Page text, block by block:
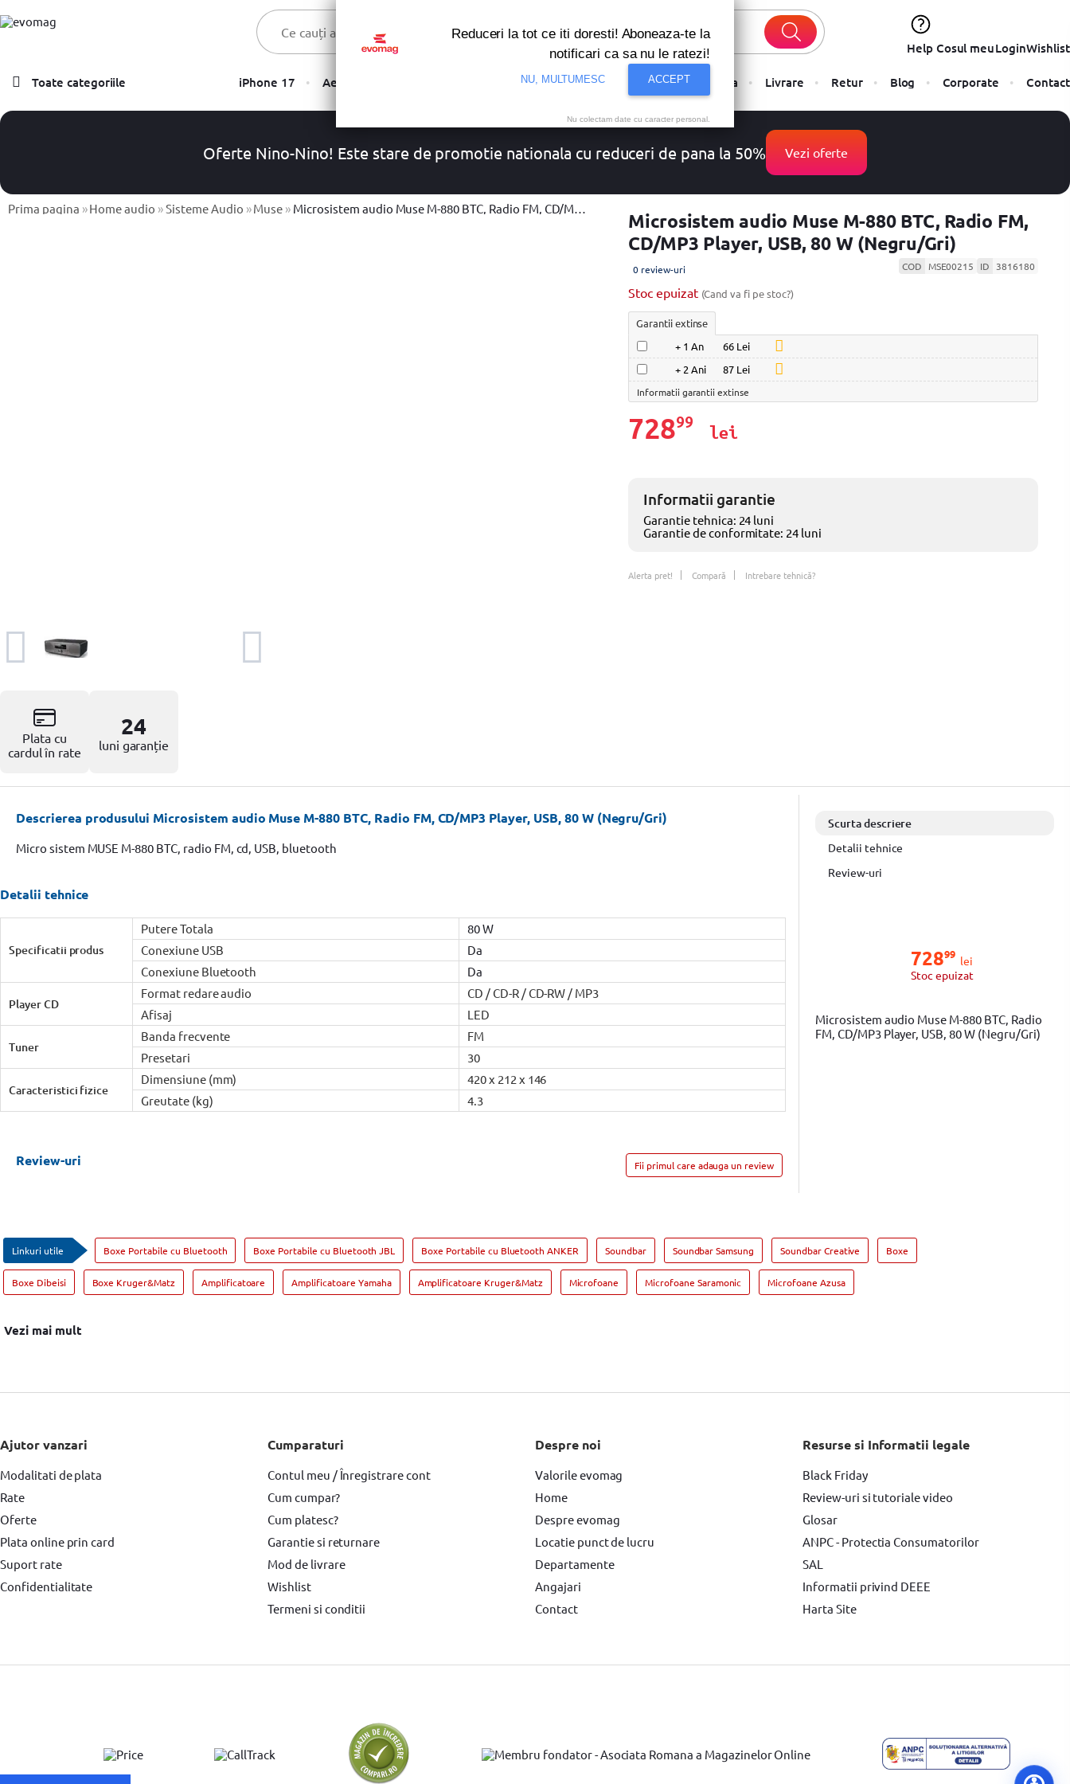
Help Cosul meuLoginWishlist
Toate categoriile
Laptopuri
Componente PC & Gaming
Servicii
Resigilate
iPhone 17 Aer Conditionat Oferte Resigilate Solutii de Plata Livrare Retur Blog Corporate Contact
Oferte Nino-Nino! Este stare de promotie nationala cu reduceri de pana la 50% Vezi oferte
Prima pagina »Home audio »Sisteme Audio »Muse » Microsistem audio Muse M-880 BTC, Radio FM, CD/MP3 Player, USB, 80 W (Negru/Gri)
Plata cu
cardul în rate
24
luni garanție
Microsistem audio Muse M-880 BTC, Radio FM,
CD/MP3 Player, USB, 80 W (Negru/Gri)
0 review-uri COD MSE00215 ID 3816180
Stoc epuizat (Cand va fi pe stoc?)
Garantii extinse
+ 1 An
66 Lei
+ 2 Ani
87 Lei
Informatii garantii extinse
72899
lei
Informatii garantie
Garantie tehnica: 24 luni
Garantie de conformitate: 24 luni
Alerta pret! Compară Intrebare tehnică?
Scurta descriere
Detalii tehnice
Review-uri
72899 lei
Stoc epuizat
Microsistem audio Muse M-880 BTC, Radio
FM, CD/MP3 Player, USB, 80 W (Negru/Gri)
Descrierea produsului Microsistem audio Muse M-880 BTC, Radio FM, CD/MP3 Player, USB, 80 W (Negru/Gri)
Micro sistem MUSE M-880 BTC, radio FM, cd, USB, bluetooth
Detalii tehnice
Specificatii produs
Putere Totala
80 W
Conexiune USB
Da
Conexiune Bluetooth
Da
Player CD
Format redare audio
CD / CD-R / CD-RW / MP3
Afisaj
LED
Tuner
Banda frecvente
FM
Presetari
30
Caracteristici fizice
Dimensiune (mm)
420 x 212 x 146
Greutate (kg)
4.3
Fii primul care adauga un review
Review-uri
Linkuri utile Boxe Portabile cu Bluetooth Boxe Portabile cu Bluetooth JBL Boxe Portabile cu Bluetooth ANKER Soundbar Soundbar Samsung Soundbar Creative Boxe
Boxe Dibeisi Boxe Kruger&Matz Amplificatoare Amplificatoare Yamaha Amplificatoare Kruger&Matz Microfoane Microfoane Saramonic Microfoane Azusa
Vezi mai mult
Ajutor vanzari
Modalitati de plata
Rate
Oferte
Plata online prin card
Suport rate
Confidentialitate
Cumparaturi
Contul meu / Înregistrare cont
Cum cumpar?
Cum platesc?
Garantie si returnare
Mod de livrare
Wishlist
Termeni si conditii
Despre noi
Valorile evomag
Home
Despre evomag
Locatie punct de lucru
Departamente
Angajari
Contact
Resurse si Informatii legale
Black Friday
Review-uri si tutoriale video
Glosar
ANPC - Protectia Consumatorilor
SAL
Informatii privind DEEE
Harta Site
Reduceri la tot ce iti doresti! Aboneaza-te la
notificari ca sa nu le ratezi!
NU, MULTUMESC ACCEPT
Nu colectam date cu caracter personal.